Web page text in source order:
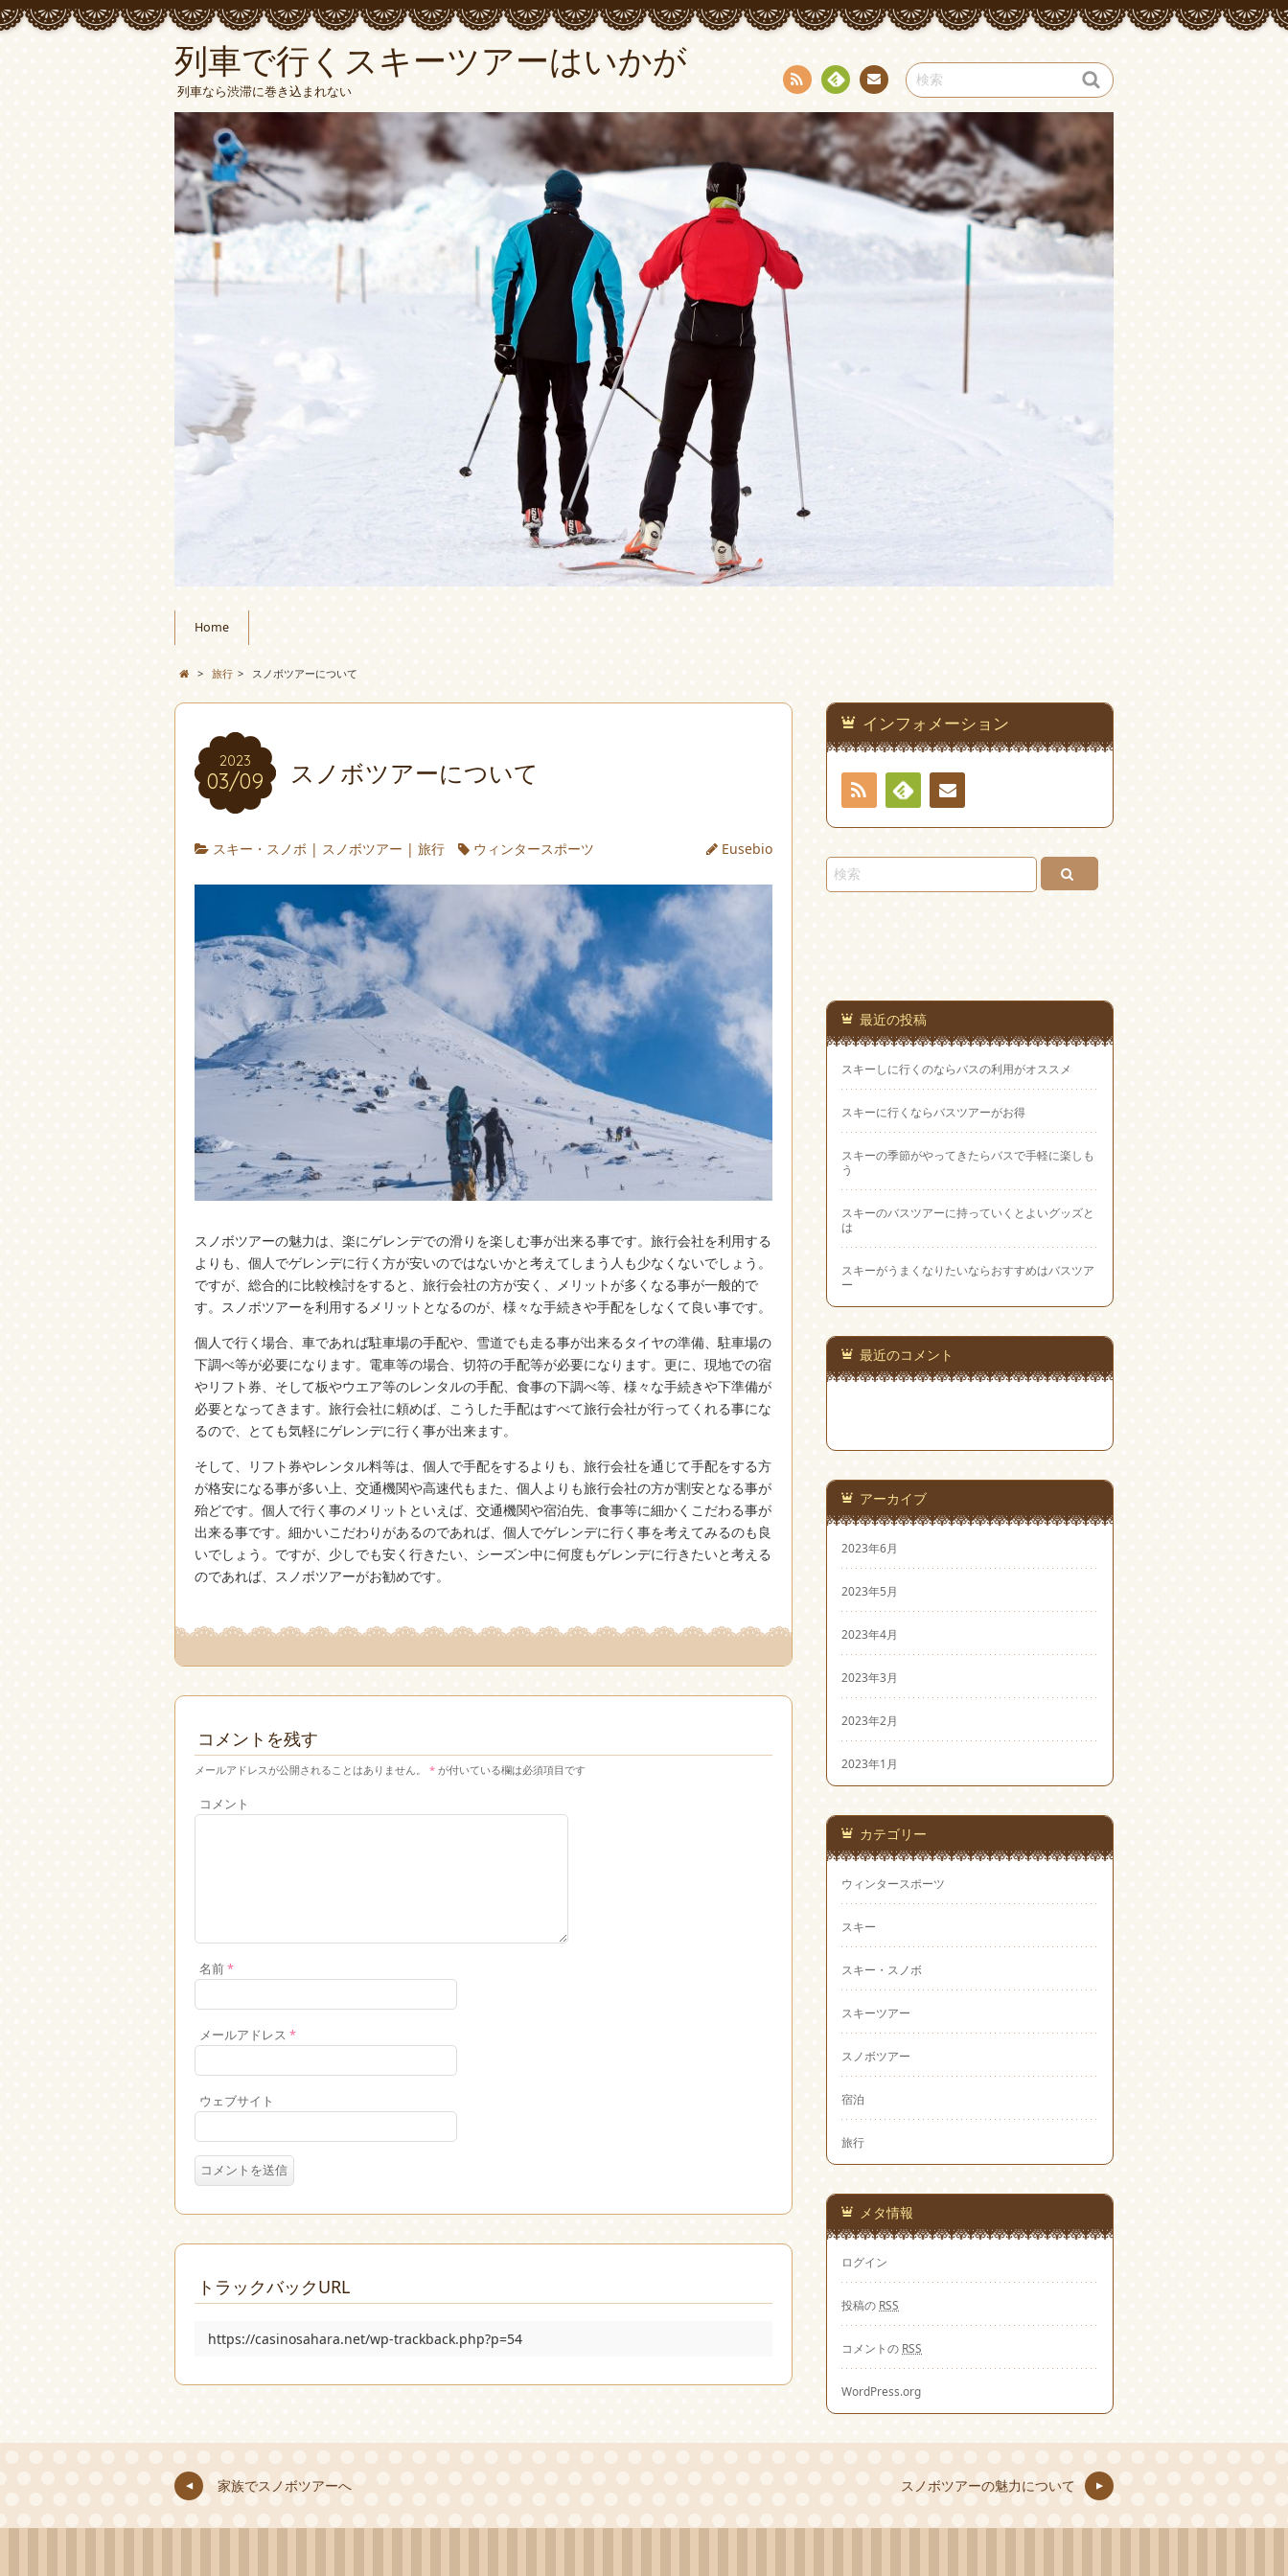
列車で行くスキーツアーはいかが
列車なら渋滞に巻き込まれない
RSS Fee
dly
い合
Home
> 旅行 > スノボツアーについて
2023
03/09 スノボツアーについて
スキー・スノボ | スノボツアー |旅行 ウィンタースポーツ Eusebio
スノボツアーの魅力は、楽にゲレンデでの滑りを楽しむ事が出来る事です。 旅行会社を利用する
よりも、個人でゲレンデに行く方が安いのではないかと考えてしまう人も少なくないでしょう。
ですが、総合的に比較検討をすると、旅行会社の方が安く、メリットが多くなる事が一般的で
す。スノボツアーを利用するメリットとなるのが、様々な手続きや手配をしなくて良い事です。
個人で行く場合、車であれば駐車場の手配や、雪道でも走る事が出来るタイヤの準備、駐車場の
下調べ等が必要になります。電車等の場合、切符の手配等が必要になります。更に、現地での宿
やリフト券、そして板やウエア等のレンタルの手配、食事の下調べ等、様々な手続きや下準備が
必要となってきます。旅行会社に頼めば、こうした手配はすべて旅行会社が行ってくれる事にな
るので、とても気軽にゲレンデに行く事が出来ます。
そして、リフト券やレンタル料等は、個人で手配をするよりも、旅行会社を通じて手配をする方
が格安になる事が多い上、交通機関や高速代もまた、個人よりも旅行会社の方が割安となる事が
殆どです。個人で行く事のメリットといえば、交通機関や宿泊先、食事等に細かくこだわる事が
出来る事です。細かいこだわりがあるのであれば、個人でゲレンデに行く事を考えてみるのも良
いでしょう。ですが、少しでも安く行きたい、シーズン中に何度もゲレンデに行きたいと考える
のであれば、スノボツアーがお勧めです。
コメントを残す
メールアドレスが公開されることはありません。 * が付いている欄は必須項目です
コメント
名前*
メールアドレス *
ウェブサイト
トラックバックURL
https://casinosahara.net/wp-trackback.php?p=54
インフォメーション
RSS
Feedlyお問
い合
わせ
最近の投稿
スキーしに行くのならバスの利用がオススメ
スキーに行くならバスツアーがお得
スキーの季節がやってきたらバスで手軽に楽しも
う
スキーのバスツアーに持っていくとよいグッズと
は
スキーがうまくなりたいならおすすめはバスツア
ー
最近のコメント
アーカイブ
2023年6月
2023年5月
2023年4月
2023年3月
2023年2月
2023年1月
カテゴリー
ウィンタースポーツ
スキー
スキー・スノボ
スキーツアー
スノボツアー
宿泊
旅行
メタ情報
ログイン
投稿の RSS
コメントの RSS
WordPress.org
家族でスノボツアーへ スノボツアーの魅力について